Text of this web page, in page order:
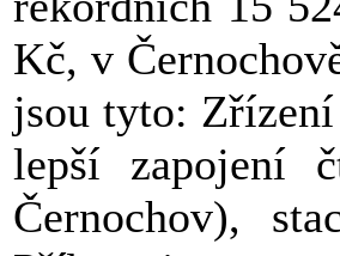
Kč, v
jsou tyto:
lepší zapojení
Černochov),